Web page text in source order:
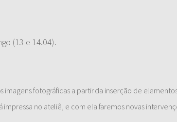
(13 e 14.04).
imagens fotográficas a partir da inserção de
impressa no ateliê, e com ela faremos novas